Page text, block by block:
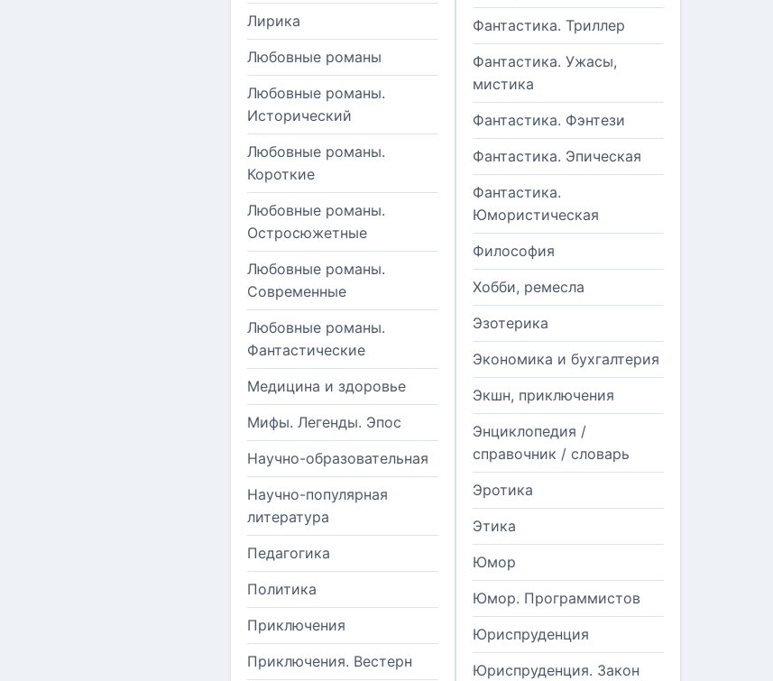
Лирика
Любовные романы
Любовные романы.
Исторический
Любовные романы.
Короткие
Любовные романы.
Остросюжетные
Любовные романы.
Современные
Любовные романы.
Фантастические
Медицина и здоровье
Мифы. Легенды. Эпос
Научно-образовательная
Научно-популярная
литература
Педагогика
Политика
Приключения
Приключения. Вестерн
Фантастика. Триллер
Фантастика. Ужасы,
мистика
Фантастика. Фэнтези
Фантастика. Эпическая
Фантастика.
Юмористическая
Философия
Хобби, ремесла
Эзотерика
Экономика и бухгалтерия
Экшн, приключения
Энциклопедия /
справочник / словарь
Эротика
Этика
Юмор
Юмор. Программистов
Юриспруденция
Юриспруденция. Закон